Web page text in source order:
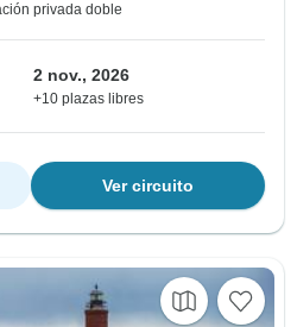
privada doble
2 nov., 2026
+10 plazas libres
Ver circuito